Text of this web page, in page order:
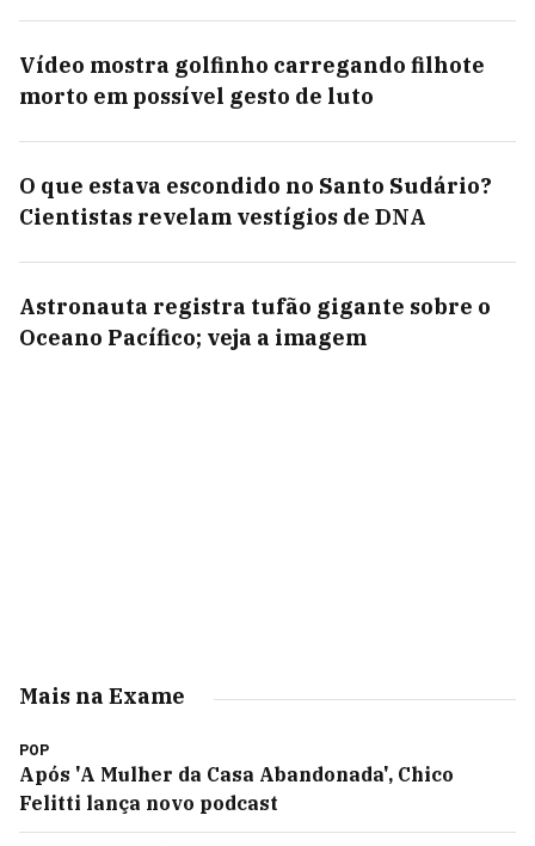
Vídeo mostra golfinho carregando filhote
morto em possível gesto de luto
O que estava escondido no Santo Sudário?
Cientistas revelam vestígios de DNA
Astronauta registra tufão gigante sobre o
Oceano Pacífico; veja a imagem
Mais na Exame
POP
Após 'A Mulher da Casa Abandonada', Chico
Felitti lança novo podcast